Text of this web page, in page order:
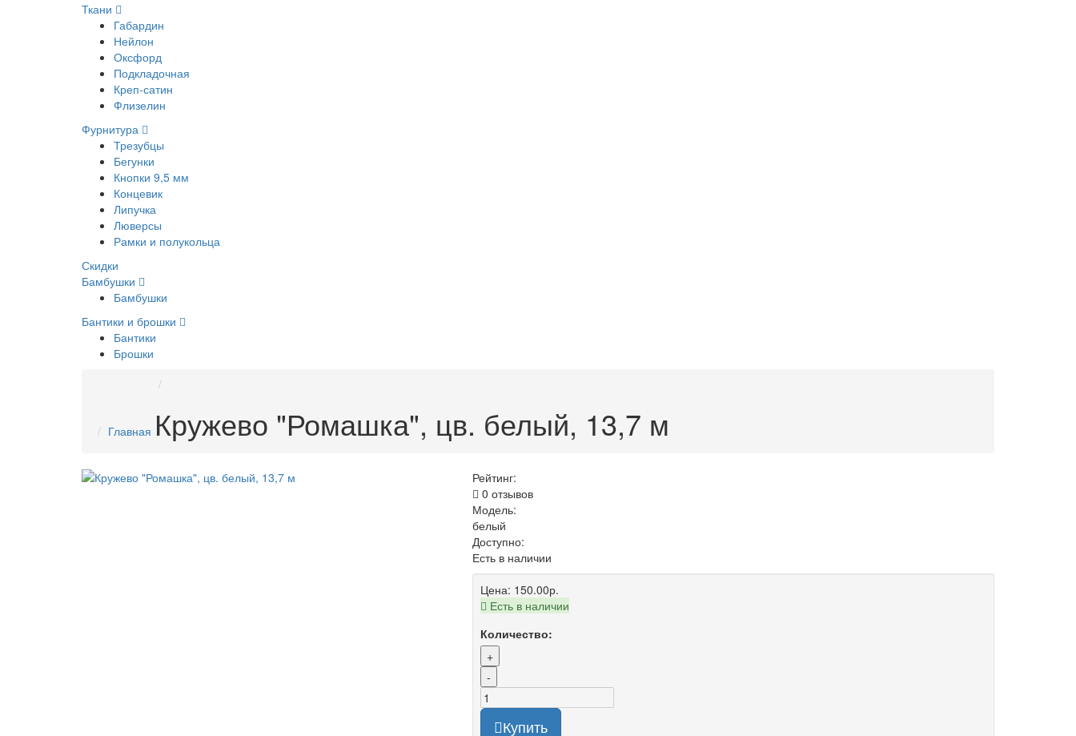
Ткани
Габардин
Нейлон
Оксфорд
Подкладочная
Креп-сатин
Флизелин
Фурнитура
Трезубцы
Бегунки
Кнопки 9,5 мм
Концевик
Липучка
Люверсы
Рамки и полукольца
Скидки
Бамбушки
Бамбушки
Бантики и брошки
Бантики
Брошки
Главная Кружево "Ромашка", цв. белый, 13,7 м
Рейтинг:
0 отзывов
Модель:
белый
Доступно:
Есть в наличии
Цена: 150.00р.
Есть в наличии
Количество:
+
-
Купить